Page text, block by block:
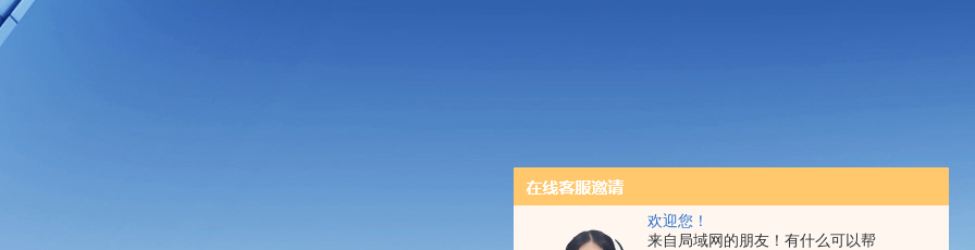
欢迎您！
来自局域网的朋友！有什么可以帮